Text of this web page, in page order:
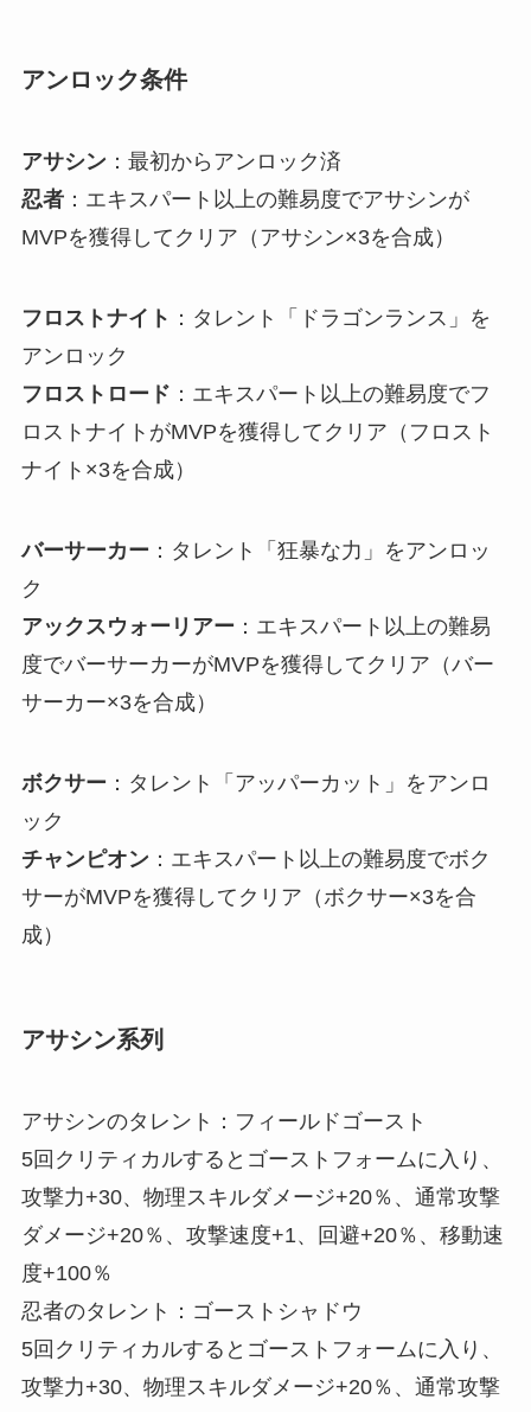
アンロック条件
アサシン：最初からアンロック済
忍者：エキスパート以上の難易度でアサシンが
MVPを獲得してクリア（アサシン×3を合成）
フロストナイト ：タレント「ドラゴンランス」を
アンロック
フロストロード ：エキスパート以上の難易度でフ
ロストナイトがMVPを獲得してクリア（フロスト
ナイト×3を合成）
バーサーカー ：タレント「狂暴な力」をアンロッ
ク
アックスウォーリアー ：エキスパート以上の難易
度でバーサーカーがMVPを獲得してクリア（バー
サーカー×3を合成）
ボクサー ：タレント「アッパーカット」をアンロ
ック
チャンピオン：エキスパート以上の難易度でボク
サーがMVPを獲得してクリア（ボクサー×3を合
成）
アサシン系列
アサシンのタレント：フィールドゴースト
5回クリティカルするとゴーストフォームに入り、
攻撃力+30、物理スキルダメージ+20％、通常攻撃
ダメージ+20％、攻撃速度+1、回避+20％、移動速
度+100％
忍者のタレント：ゴーストシャドウ
5回クリティカルするとゴーストフォームに入り、
攻撃力+30、物理スキルダメージ+20％、通常攻撃